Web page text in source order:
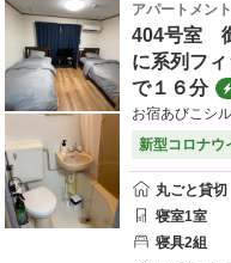
アパートメン
404号室
に系列フ
で１６分
お宿あびこシ
新型コロナウ
丸ごと貸切
寝室1室
寝具2組